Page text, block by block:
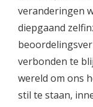
veranderingen
diepgaand
verbonden te
wereld om ons
stil te staan,